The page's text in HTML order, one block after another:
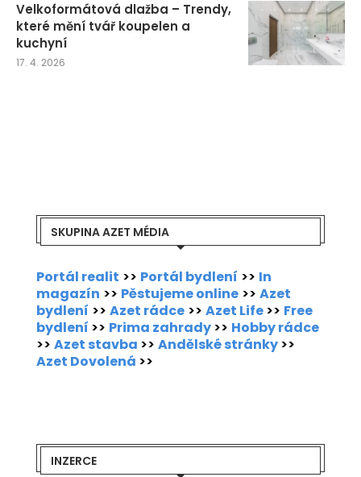
Velkoformátová dlažba – Trendy,
které mění tvář koupelen a
kuchyní
17. 4. 2026
SKUPINA AZET MÉDIA
Portál realit >> Portál bydlení >> In
magazín >> Pěstujeme online >> Azet
bydlení >> Azet rádce >> Azet Life>> Free
bydlení >> Prima zahrady>> Hobby rádce
>> Azet stavba >> Andělské stránky>>
Azet Dovolená >>
INZERCE